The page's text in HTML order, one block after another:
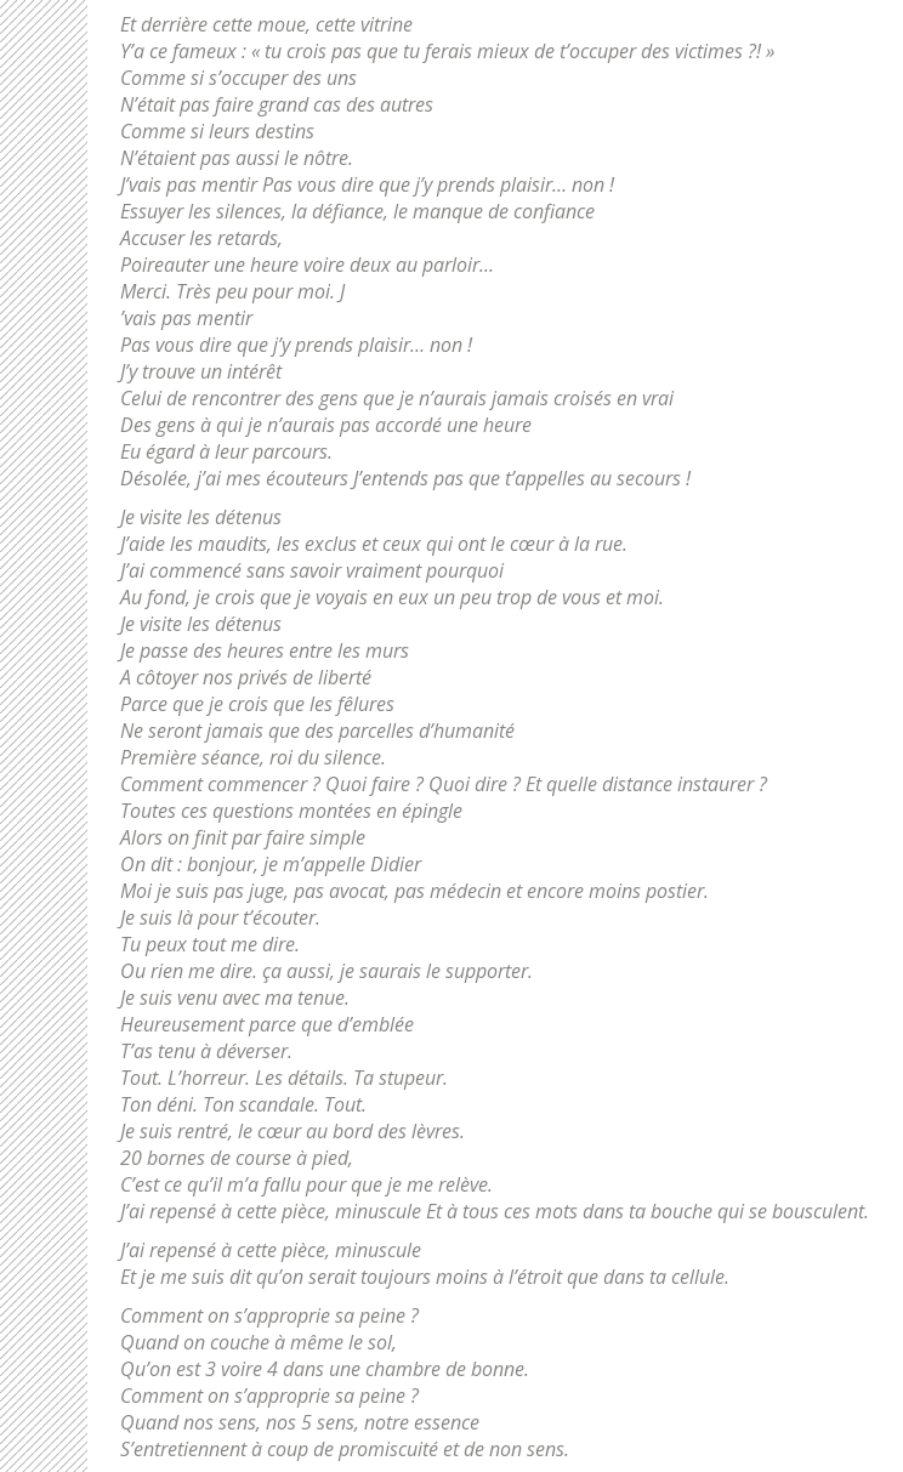
Et derrière cette moue, cette vitrine
Y’a ce fameux : « tu crois pas que tu ferais mieux de t’occuper des victimes ?! »
Comme si s’occuper des uns
N’était pas faire grand cas des autres
Comme si leurs destins
N’étaient pas aussi le nôtre.
J’vais pas mentir Pas vous dire que j’y prends plaisir… non !
Essuyer les silences, la défiance, le manque de confiance
Accuser les retards,
Poireauter une heure voire deux au parloir...
Merci. Très peu pour moi. J
’vais pas mentir
Pas vous dire que j’y prends plaisir… non !
J’y trouve un intérêt
Celui de rencontrer des gens que je n’aurais jamais croisés en vrai
Des gens à qui je n’aurais pas accordé une heure
Eu égard à leur parcours.
Désolée, j’ai mes écouteurs J’entends pas que t’appelles au secours !
Je visite les détenus
J’aide les maudits, les exclus et ceux qui ont le cœur à la rue.
J’ai commencé sans savoir vraiment pourquoi
Au fond, je crois que je voyais en eux un peu trop de vous et moi.
Je visite les détenus
Je passe des heures entre les murs
A côtoyer nos privés de liberté
Parce que je crois que les fêlures
Ne seront jamais que des parcelles d’humanité
Première séance, roi du silence.
Comment commencer ? Quoi faire ? Quoi dire ? Et quelle distance instaurer ?
Toutes ces questions montées en épingle
Alors on finit par faire simple
On dit : bonjour, je m’appelle Didier
Moi je suis pas juge, pas avocat, pas médecin et encore moins postier.
Je suis là pour t’écouter.
Tu peux tout me dire.
Ou rien me dire. ça aussi, je saurais le supporter.
Je suis venu avec ma tenue.
Heureusement parce que d’emblée
T’as tenu à déverser.
Tout. L’horreur. Les détails. Ta stupeur.
Ton déni. Ton scandale. Tout.
Je suis rentré, le cœur au bord des lèvres.
20 bornes de course à pied,
C’est ce qu’il m’a fallu pour que je me relève.
J’ai repensé à cette pièce, minuscule Et à tous ces mots dans ta bouche qui se bousculent.
J’ai repensé à cette pièce, minuscule
Et je me suis dit qu’on serait toujours moins à l’étroit que dans ta cellule.
Comment on s’approprie sa peine ?
Quand on couche à même le sol,
Qu’on est 3 voire 4 dans une chambre de bonne.
Comment on s’approprie sa peine ?
Quand nos sens, nos 5 sens, notre essence
S’entretiennent à coup de promiscuité et de non sens.